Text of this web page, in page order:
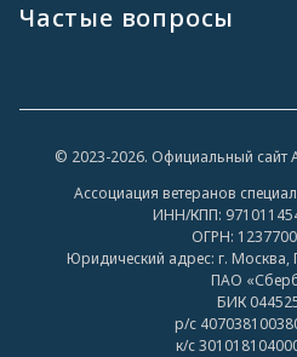
Частые вопросы
© 2023-2026. Официальный сайт
Ассоциация ветеранов
ИНН/КПП:
ОГРН:
Юридический адрес: г. Москва,
ПАО
БИК
р/с
к/с